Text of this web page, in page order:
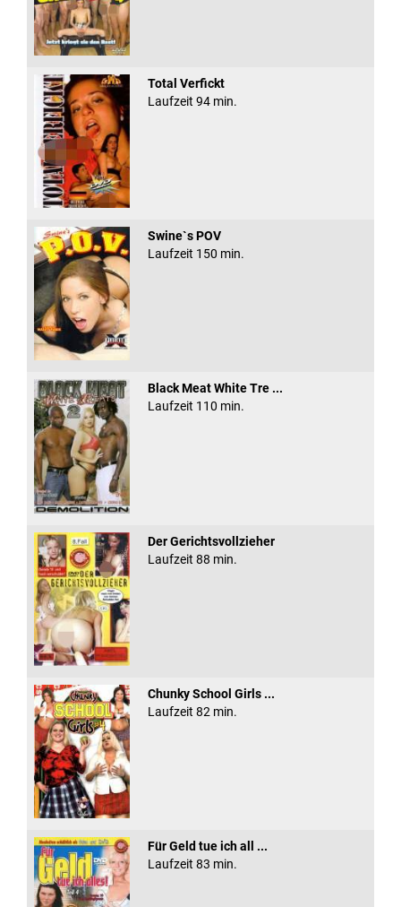
Total Verfickt
Laufzeit 94 min.
Swine`s POV
Laufzeit 150 min.
Black Meat White Tre ...
Laufzeit 110 min.
Der Gerichtsvollzieher
Laufzeit 88 min.
Chunky School Girls ...
Laufzeit 82 min.
Für Geld tue ich all ...
Laufzeit 83 min.